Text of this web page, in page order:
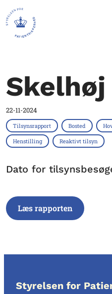
Skelhøj
22-11-2024
Tilsynsrapport Bosted
Henstilling Reaktivt tilsyn
Dato for
Læs rapporten
Styrelsen for